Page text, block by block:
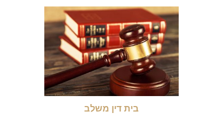
בית דין משלב